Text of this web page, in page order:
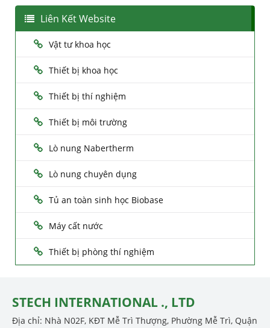
Liên Kết Website
Vật tư khoa học
Thiết bị khoa học
Thiết bị thí nghiệm
Thiết bị môi trường
Lò nung Nabertherm
Lò nung chuyên dụng
Tủ an toàn sinh học Biobase
Máy cất nước
Thiết bị phòng thí nghiệm
STECH INTERNATIONAL ., LTD
Địa chỉ: Nhà N02F, KĐT Mễ Trì Thượng, Phường Mễ Trì, Quận